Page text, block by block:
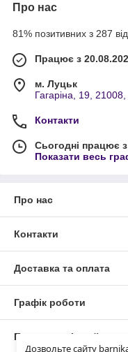
Дозвольте сайту
Про нас
81% позитивних з 287
Працює з
м. Луцьк
Гагаріна, 19,
Контакти
Сьогодні працює
Показати весь
Про нас
Контакти
Доставка та оплата
Графік роботи
Повна версія сайту